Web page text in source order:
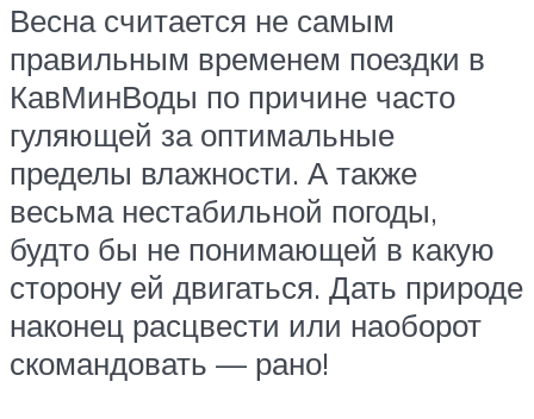
Весна считается не самым
правильным временем поездки в
КавМинВоды по причине часто
гуляющей за оптимальные
пределы влажности. А также
весьма нестабильной погоды,
будто бы не понимающей в какую
сторону ей двигаться. Дать природе
наконец расцвести или наоборот
скомандовать — рано!